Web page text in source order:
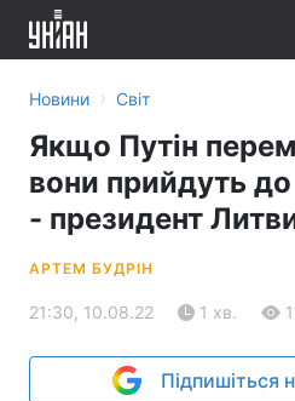
Новини › Світ
Якщо Путін
вони прийдуть
- президент
АРТЕМ БУДРІН
21:30, 10.08.22 1 хв.
Підпишіться